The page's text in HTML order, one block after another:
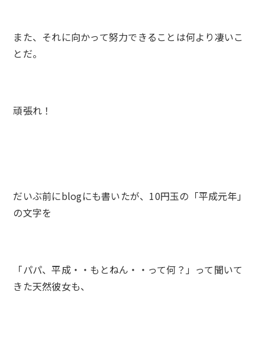
また、それに向かって努力できることは何より凄いこ
とだ。
頑張れ！
だいぶ前にblogにも書いたが、10円玉の「平成元年」
の文字を
「パパ、平成・・もとねん・・って何？」って聞いて
きた天然彼女も、